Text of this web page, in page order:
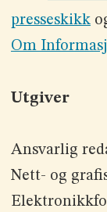
presseskikk
Om
Utgiver
Ansvarlig
Nett- og